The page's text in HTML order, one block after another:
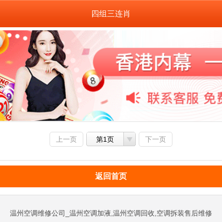
四组三连肖
上一页 第1页 下一页
返回首页
温州空调维修公司_温州空调加液,温州空调回收,空调拆装售后维修